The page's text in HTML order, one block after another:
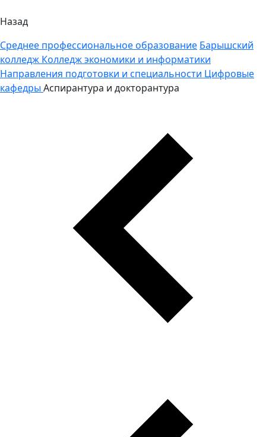
Назад
Среднее профессиональное образование Барышский
колледж Колледж экономики и информатики
Направления подготовки и специальности Цифровые
кафедры Аспирантура и докторантура